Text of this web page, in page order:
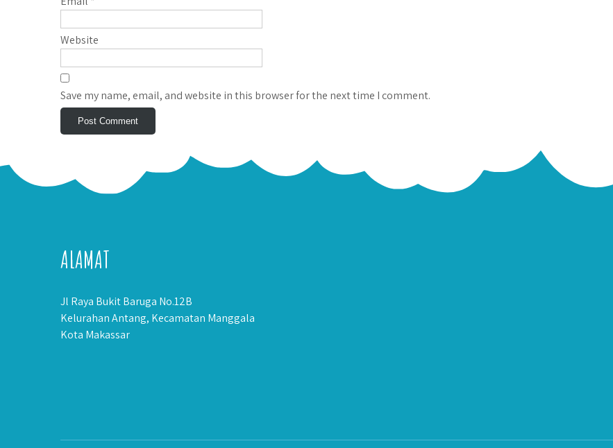
Website
Save my name, email, and website in this browser for the next time I comment.
ALAMAT
Jl Raya Bukit Baruga No.12B
Kelurahan Antang, Kecamatan Manggala
Kota Makassar